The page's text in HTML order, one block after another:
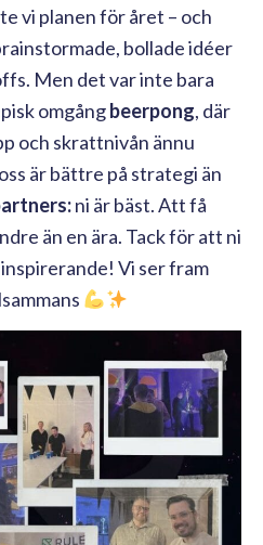
vi planen för året – och
bollade idéer
Men det var inte bara
omgångbeerpong, där
och skrattnivån ännu
är bättre på strategi än
ni är bäst. Att få
än en ära. Tack för att ni
Vi ser fram